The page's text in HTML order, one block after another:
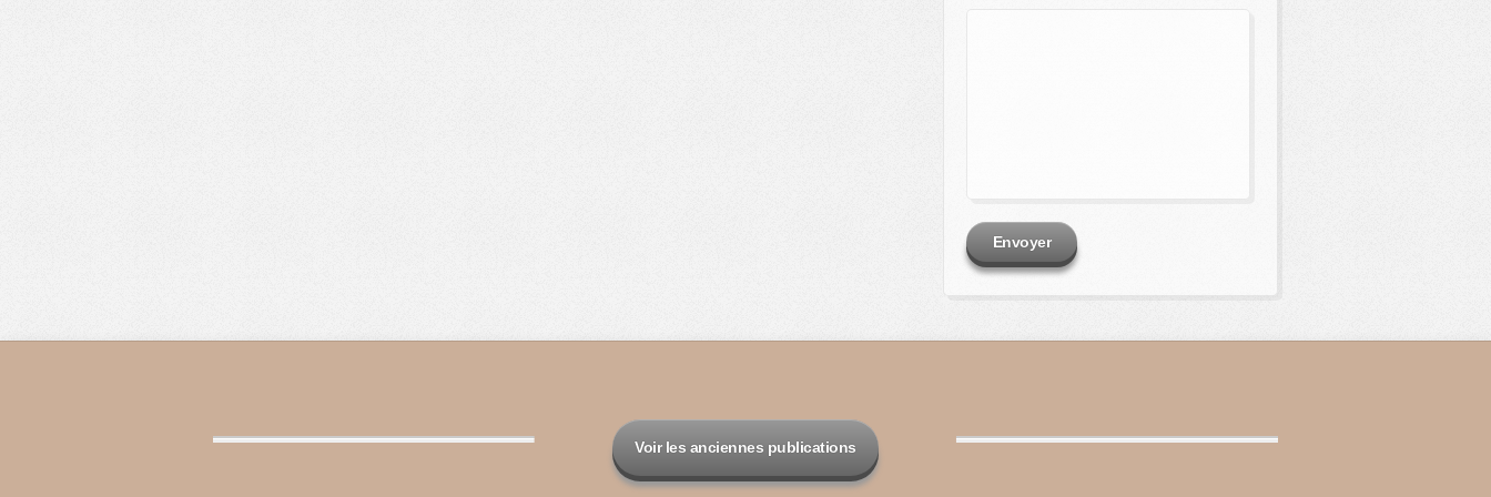
Envoyer
Voir les anciennes publications